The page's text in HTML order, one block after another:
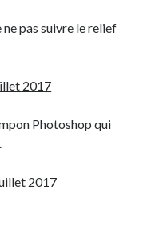
pas suivre le relief
2017
Photoshop qui
2017